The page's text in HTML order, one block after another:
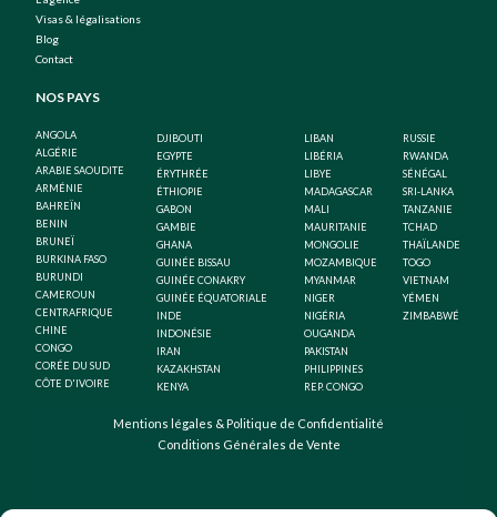
Visas & légalisations
Blog
Contact
NOS PAYS
ANGOLA
ALGÉRIE
ARABIE SAOUDITE
ARMÉNIE
BAHREÏN
BENIN
BRUNEÏ
BURKINA FASO
BURUNDI
CAMEROUN
CENTRAFRIQUE
CHINE
CONGO
CORÉE DU SUD
CÔTE D'IVOIRE
DJIBOUTI
EGYPTE
ÉRYTHRÉE
ÉTHIOPIE
GABON
GAMBIE
GHANA
GUINÉE BISSAU
GUINÉE CONAKRY
GUINÉE ÉQUATORIALE
INDE
INDONÉSIE
IRAN
KAZAKHSTAN
KENYA
LIBAN
LIBÉRIA
LIBYE
MADAGASCAR
MALI
MAURITANIE
MONGOLIE
MOZAMBIQUE
MYANMAR
NIGER
NIGÉRIA
OUGANDA
PAKISTAN
PHILIPPINES
REP. CONGO
RUSSIE
RWANDA
SÉNÉGAL
SRI-LANKA
TANZANIE
TCHAD
THAÏLANDE
TOGO
VIETNAM
YÉMEN
ZIMBABWÉ
Mentions légales & Politique de Confidentialité
Conditions Générales de Vente